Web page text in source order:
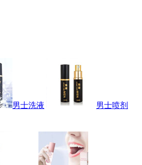
男士洗液
男士喷剂